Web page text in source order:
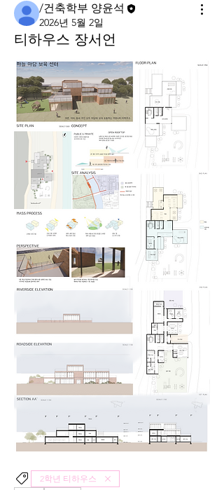
/건축학부 양윤석
2026년 5월 2일
티하우스 장서언
2학년 티하우스